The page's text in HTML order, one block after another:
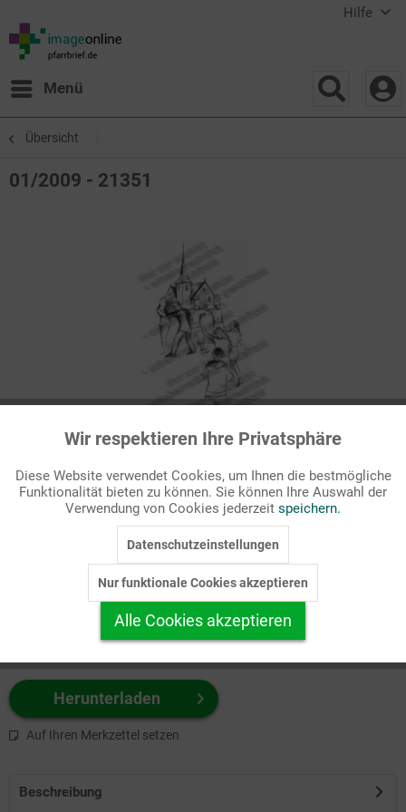
Hilfe
Menü
Übersicht
01/2009 - 21351
Passende Stichworte
Kirche, Sakramente/Kasualien
zuerst Ihr Produktformat aus.
z.B. Farbe-Grafik, Schwarz-Weiß-Grafik, mit/ohne Text ...
Herunterladen
Auf Ihren Merkzettel setzen
Beschreibung
Funktionale Aktiv
Marketing Inaktiv
Personalisierung Inaktiv
Service
Wir respektieren Ihre Privatsphäre
Diese Website verwendet Cookies, um Ihnen die bestmögliche
Funktionalität bieten zu können. Sie können Ihre Auswahl der
Verwendung von Cookies jederzeit speichern.
Datenschutzeinstellungen
Nur funktionale Cookies akzeptieren
Alle Cookies akzeptieren